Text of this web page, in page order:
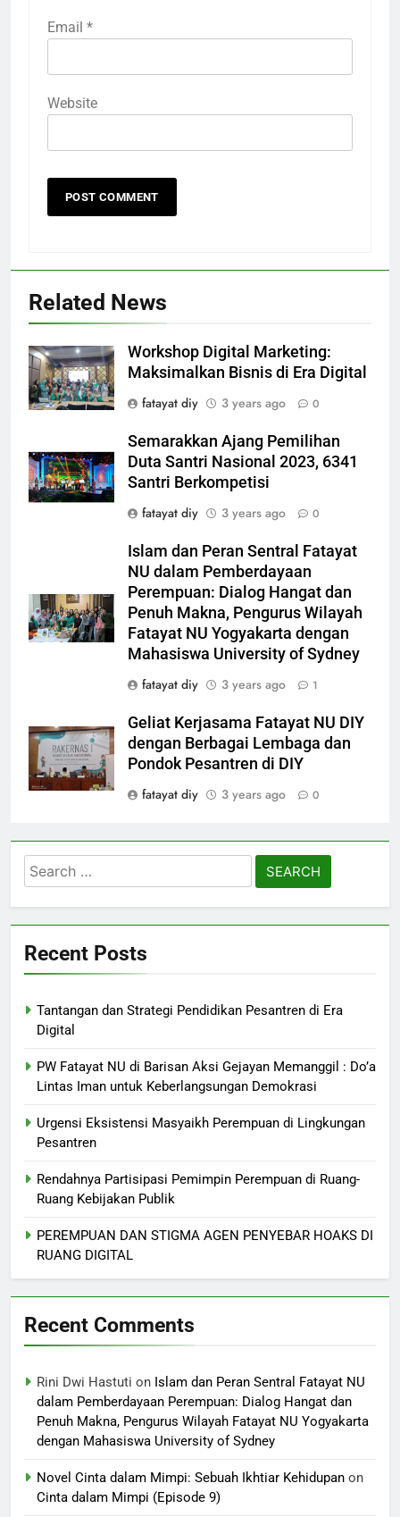
Email *
Website
Related News
Workshop Digital Marketing:
Maksimalkan Bisnis di Era Digital
fatayat diy
3 years ago 0
Semarakkan Ajang Pemilihan
Duta Santri Nasional 2023, 6341
Santri Berkompetisi
fatayat diy
3 years ago 0
Islam dan Peran Sentral Fatayat
NU dalam Pemberdayaan
Perempuan: Dialog Hangat dan
Penuh Makna, Pengurus Wilayah
Fatayat NU Yogyakarta dengan
Mahasiswa University of Sydney
fatayat diy
3 years ago 1
Geliat Kerjasama Fatayat NU DIY
dengan Berbagai Lembaga dan
Pondok Pesantren di DIY
fatayat diy
3 years ago 0
Search
for:
Recent Posts
Tantangan dan Strategi Pendidikan Pesantren di Era
Digital
PW Fatayat NU di Barisan Aksi Gejayan Memanggil : Do’a
Lintas Iman untuk Keberlangsungan Demokrasi
Urgensi Eksistensi Masyaikh Perempuan di Lingkungan
Pesantren
Rendahnya Partisipasi Pemimpin Perempuan di Ruang-
Ruang Kebijakan Publik
PEREMPUAN DAN STIGMA AGEN PENYEBAR HOAKS DI
RUANG DIGITAL
Recent Comments
Rini Dwi Hastuti on Islam dan Peran Sentral Fatayat NU
dalam Pemberdayaan Perempuan: Dialog Hangat dan
Penuh Makna, Pengurus Wilayah Fatayat NU Yogyakarta
dengan Mahasiswa University of Sydney
Novel Cinta dalam Mimpi: Sebuah Ikhtiar Kehidupan on
Cinta dalam Mimpi (Episode 9)